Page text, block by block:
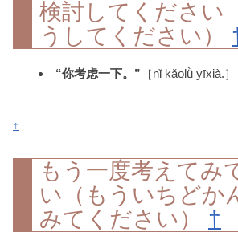
検討してください
うしてください）
“你考虑一下。” ［nǐ kǎolǜ yīxià.］
↑
もう一度考えてみ
い（もういちどか
みてください） †